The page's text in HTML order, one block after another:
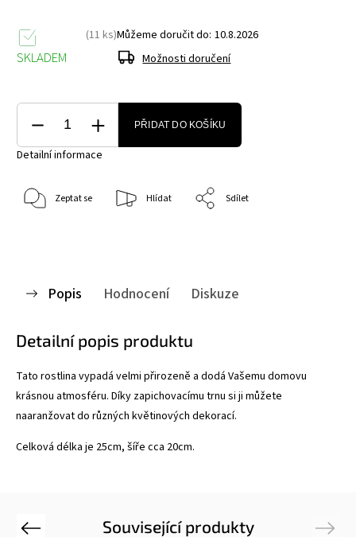
SKLADEM
(11 ks)Můžeme doručit do: 10.8.2026
Možnosti doručení
PŘIDAT DO KOŠÍKU
Detailní informace
Zeptat se Hlídat Sdílet
Popis Hodnocení Diskuze
Detailní popis produktu
Tato rostlina vypadá velmi přirozeně a dodá Vašemu domovu
krásnou atmosféru. Díky zapichovacímu trnu si ji můžete
naaranžovat do různých květinových dekorací.
Celková délka je 25cm, šíře cca 20cm.
Související produkty
Previous Next